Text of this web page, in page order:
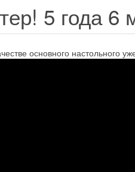
5 года 6
основного настольного